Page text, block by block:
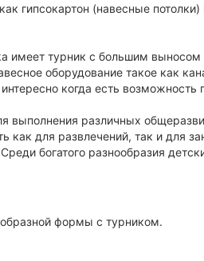
гипсокартон (навесные
имеет турник с большим
оборудование такое как
когда есть
выполнения различных
как для развлечений, так и для
богатого разнообразия
формы с турником.